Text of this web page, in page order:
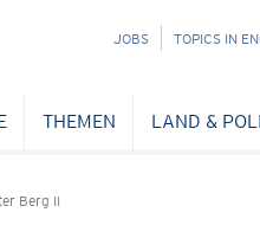
NAVIGATION
JOBS TOPICS IN
THEMEN LAND &
Berg II